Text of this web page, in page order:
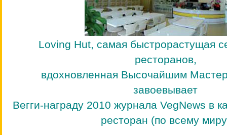
Loving Hut, самая быстрорастущая
ресторанов,
вдохновленная Высочайшим
завоевывает
Вегги-награду 2010 журнала VegNews в
ресторан (по всему